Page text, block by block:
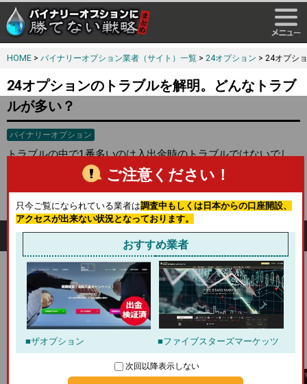
ご注意ください！
只今ご覧になられている業者は調査中もしくは日本からの口座開設、
アクセスが出来ない状況となっております。
おすすめ業者
ザオプション ファイブスターズマーケッツ
次回以降表示しない
HOME > バイナリーオプション業者（サイト）一覧 > 24オプション > 24オプシ
24オプションのトラブルを解明。どんなトラブ
ルが多い？
バイナリーオプション
トラブルの中で1番多いのは入出金時のトラブルではないでし
24オプション出金拒否の真相でも書かせていただいて
いるのですが、利用規約、ボーナス規約などをしっかりと読む
ことで回避できることもあります。
トラブルを上手く回避するには？
もちろん必須で誰でもがされていること、しなくてはいけない
ことなのでしょうが、利用規約とボーナスの規約をしっかりと
読んでからの口座開設 です。マネーロンダリング防止の関係も
あり数回の取引が必要です。その条件をしらずに一度の取引で
利益が出たので出金。となると出金できない。ということにな
ります。